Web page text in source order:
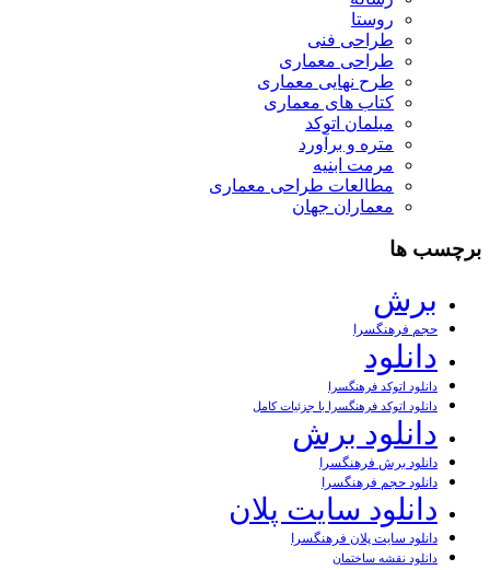
روستا
طراحی فنی
طراحی معماری
طرح نهایی معماری
کتاب های معماری
مبلمان اتوکد
متره و برآورد
مرمت ابنیه
مطالعات طراحی معماری
معماران جهان
برچسب ها
برش
حجم فرهنگسرا
دانلود
دانلود اتوکد فرهنگسرا
دانلود اتوکد فرهنگسرا با جزئیات کامل
دانلود برش
دانلود برش فرهنگسرا
دانلود حجم فرهنگسرا
دانلود سایت پلان
دانلود سایت پلان فرهنگسرا
دانلود نقشه ساختمان